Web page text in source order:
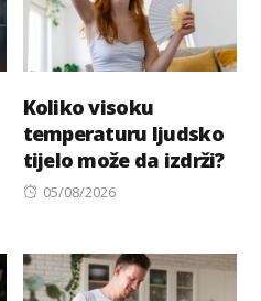
Koliko visoku
temperaturu ljudsko
tijelo može da izdrži?
Posted
05/08/2026